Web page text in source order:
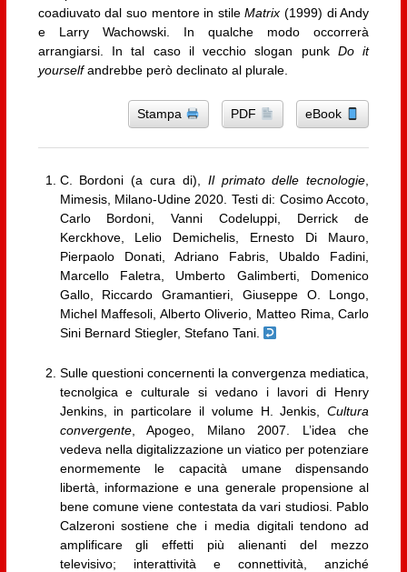
coadiuvato dal suo mentore in stileMatrix (1999) di Andy
e Larry Wachowski. In qualche modo occorrerà
arrangiarsi. In tal caso il vecchio slogan punk Do it
yourselfandrebbe però declinato al plurale.
Stampa PDF eBook
C. Bordoni (a cura di), Il primato delle tecnologie
Mimesis, Milano-Udine 2020. Testi di: Cosimo Accoto,
Carlo Bordoni, Vanni Codeluppi, Derrick de
Kerckhove, Lelio Demichelis, Ernesto Di Mauro,
Pierpaolo Donati, Adriano Fabris, Ubaldo Fadini,
Marcello Faletra, Umberto Galimberti, Domenico
Gallo, Riccardo Gramantieri, Giuseppe O. Longo,
Michel Maffesoli, Alberto Oliverio, Matteo Rima, Carlo
Sini Bernard Stiegler, Stefano Tani.
Sulle questioni concernenti la convergenza mediatica,
tecnolgica e culturale si vedano i lavori di Henry
Jenkins, in particolare il volume H. Jenkis,Cultura
convergente, Apogeo, Milano 2007. L’idea che
vedeva nella digitalizzazione un viatico per potenziare
enormemente le capacità umane dispensando
libertà, informazione e una generale propensione al
bene comune viene contestata da vari studiosi. Pablo
Calzeroni sostiene che i media digitali tendono ad
amplificare gli effetti più alienanti del mezzo
televisivo; interattività e connettività, anziché